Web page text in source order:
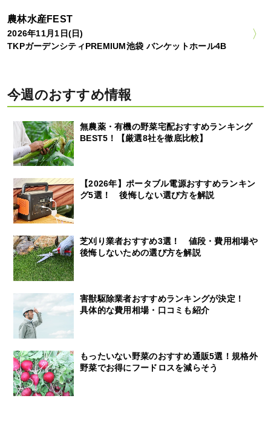
農林水産FEST
2026年11月1日(日)
TKPガーデンシティPREMIUM池袋 バンケットホール4B
今週のおすすめ情報
無農薬・有機の野菜宅配おすすめランキング
BEST5！【厳選8社を徹底比較】
【2026年】ポータブル電源おすすめランキン
グ5選！ 後悔しない選び方を解説
芝刈り業者おすすめ3選！ 値段・費用相場や
後悔しないための選び方を解説
害獣駆除業者おすすめランキングが決定！
具体的な費用相場・口コミも紹介
もったいない野菜のおすすめ通販5選！規格外
野菜でお得にフードロスを減らそう